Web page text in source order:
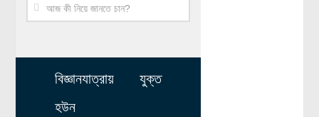
আমাদের সৌরজগৎ
বিজ্ঞানযাত্রায় যুক্ত
হউন